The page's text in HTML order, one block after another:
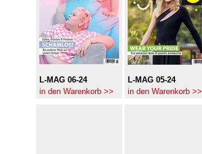
L-MAG 06-24
in den Warenkorb >>
L-MAG 05-24
in den Warenkorb >>